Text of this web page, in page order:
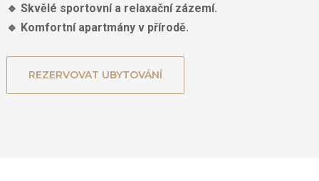
🔹 Skvělé sportovní a relaxační zázemí.
🔹 Komfortní apartmány v přírodě.
REZERVOVAT UBYTOVÁNÍ